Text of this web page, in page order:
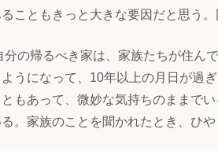
こともきっと大きな要因だと思う
の帰るべき家は、家族たちが住ん
うになって、10年以上の月日が過
もあって、微妙な気持ちのままで
。家族のことを聞かれたとき、ひ